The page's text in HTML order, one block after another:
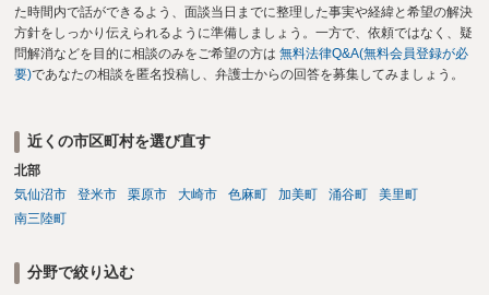
た時間内で話ができるよう、面談当日までに整理した事実や経緯と希望の解決
方針をしっかり伝えられるように準備しましょう。一方で、依頼ではなく、疑
問解消などを目的に相談のみをご希望の方は 無料法律Q&A(無料会員登録が必
要)であなたの相談を匿名投稿し、弁護士からの回答を募集してみましょう。
近くの市区町村を選び直す
北部
気仙沼市
登米市 栗原市 大崎市 色麻町 加美町 涌谷町
美里町
南三陸町
分野で絞り込む